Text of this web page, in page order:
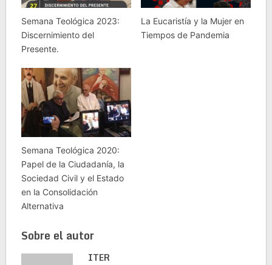
Semana Teológica 2023:
Discernimiento del
Presente.
La Eucaristía y la Mujer en
Tiempos de Pandemia
Semana Teológica 2020:
Papel de la Ciudadanía, la
Sociedad Civil y el Estado
en la Consolidación
Alternativa
Sobre el autor
ITER